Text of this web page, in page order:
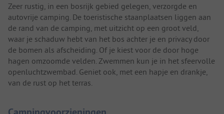
Zeer rustig, in een bosrijk gebied gelegen, verzorgde en
autovrije camping. De toeristische staanplaatsen liggen aan
de rand van de camping, met uitzicht op een groot veld,
waar je schaduw hebt van het bos achter je en privacy door
de bomen als afscheiding. Of je kiest voor de door hoge
hagen omzoomde velden. Zwemmen kun je in het sfeervolle
openluchtzwembad. Geniet ook, met een hapje en drankje,
van de rust op het terras.